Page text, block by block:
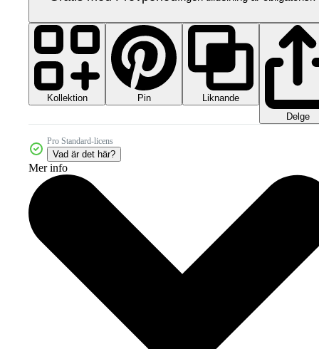
Kollektion Pin
Liknande
Delge
Pro Standard-licens
Vad är det här?
Mer info